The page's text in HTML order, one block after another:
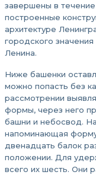
завершены в
построенные
архитектуре
городского
Ленина.
Ниже башенки
можно попасть без
рассмотрении
формы, через него
башни и небосвод.
напоминающая
двенадцать балок
положении. Для
всего их шесть. Они